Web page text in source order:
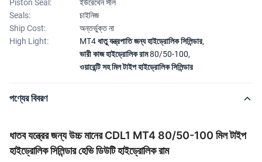
Piston Seal:
ইউরেথেন সীল
Seals:
চাইনিজ
Ship Cost:
অন্তর্ভুক্ত না
High Light:
MT4 ধাতু যন্ত্রপাতি জন্য হাইড্রোলিক সিলিন্ডার,
ভারী কাজ হাইড্রোলিক রাম 80/50-100,
ওয়ারেন্টি সহ মিল টাইপ হাইড্রোলিক সিলিন্ডার
পণ্যের বিবরণ
ধাতব যন্ত্রের জন্য উচ্চ মানের CDL1 MT4 80/50-100 মিল টাইপ
হাইড্রোলিক সিলিন্ডার হেভি ডিউটি ​​হাইড্রোলিক রাম